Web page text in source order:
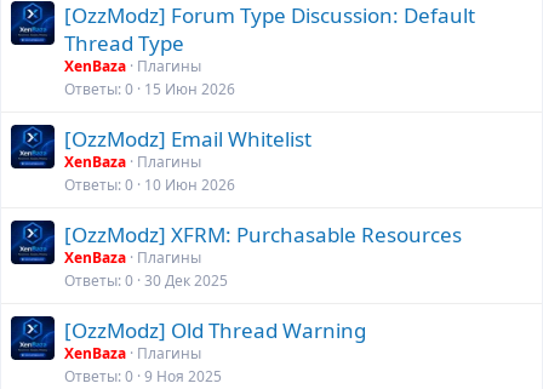
[OzzModz] Forum Type Discussion: Default
Thread Type
XenBaza Плагины
Ответы 0 15 Июн 2026
[OzzModz] Email Whitelist
XenBaza Плагины
Ответы 0 10 Июн 2026
[OzzModz] XFRM: Purchasable Resources
XenBaza Плагины
Ответы 0 30 Дек 2025
[OzzModz] Old Thread Warning
XenBaza Плагины
Ответы 0 9 Ноя 2025